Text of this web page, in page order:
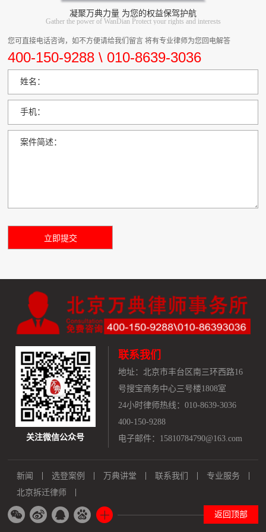
凝聚万典力量 为您的权益保驾护航
Gather the power of WanDian Protect your rights and interests
您可直接电话咨询，如不方便请给我们留言 将有专业律师为您回电解答
400-150-9288 \ 010-8639-3036
姓名：
手机：
案件简述：
关注微信公众号
联系我们
地址： 北京市丰台区南三环西路16
号搜宝商务中心三号楼1808室
24小时律师热线：010-8639-3036
400-150-9288
电子邮件：15810784790@163.com
新闻 选登案例 万典讲堂 联系我们
专业服务
北京拆迁律师
返回顶部